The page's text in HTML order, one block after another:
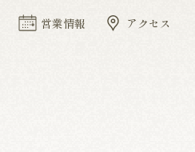
営業情報 アクセス